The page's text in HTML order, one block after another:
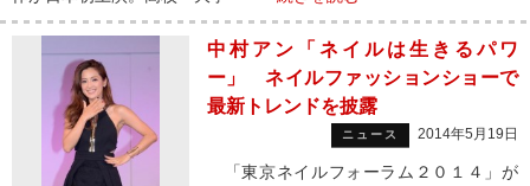
中村アン「ネイルは生きるパワ
ー」 ネイルファッションショーで
最新トレンドを披露
ニュース 2014年5月19日
「東京ネイルフォーラム２０１４」が